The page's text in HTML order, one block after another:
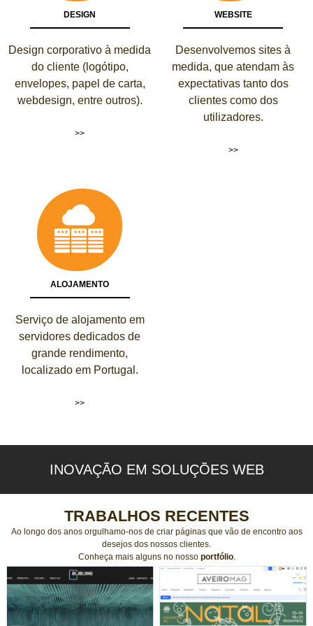
DESIGN
Design corporativo à medida
do cliente (logótipo,
envelopes, papel de carta,
webdesign, entre outros).
>>
WEBSITE
Desenvolvemos sites à
medida, que atendam às
expectativas tanto dos
clientes como dos
utilizadores.
>>
ALOJAMENTO
Serviço de alojamento em
servidores dedicados de
grande rendimento,
localizado em Portugal.
>>
INOVAÇÃO EM SOLUÇÕES WEB
TRABALHOS RECENTES
Ao longo dos anos orgulhamo-nos de criar páginas que vão de encontro aos
desejos dos nossos clientes.
Conheça mais alguns no nosso portfólio.